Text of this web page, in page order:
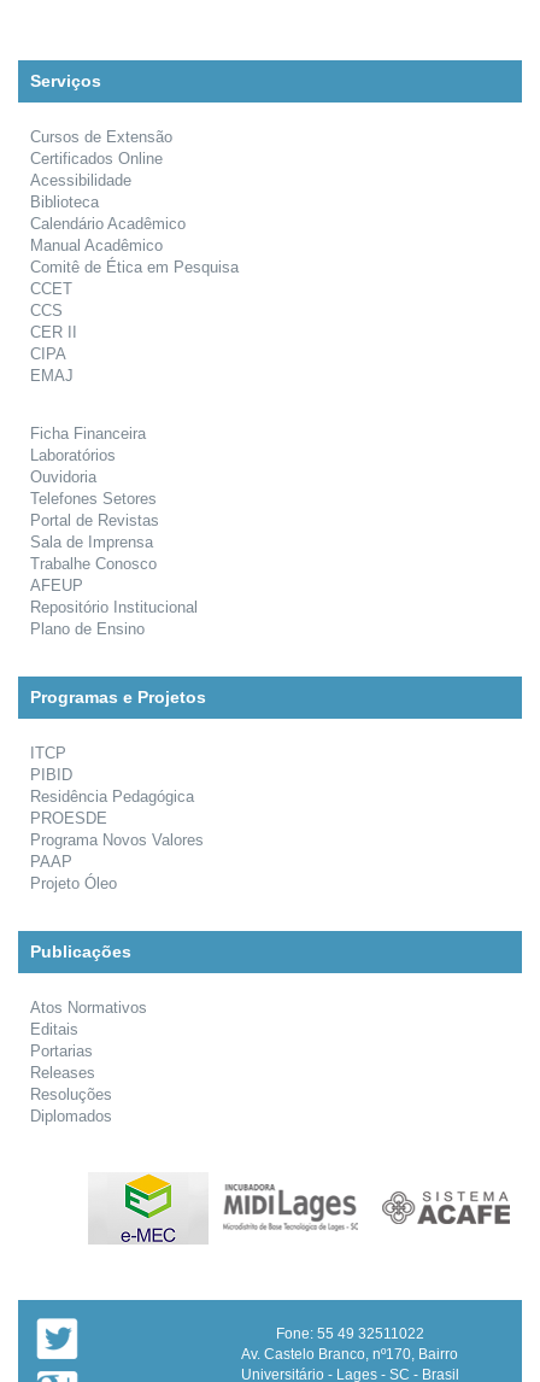
Serviços
Cursos de Extensão
Certificados Online
Acessibilidade
Biblioteca
Calendário Acadêmico
Manual Acadêmico
Comitê de Ética em Pesquisa
CCET
CCS
CER II
CIPA
EMAJ
Ficha Financeira
Laboratórios
Ouvidoria
Telefones Setores
Portal de Revistas
Sala de Imprensa
Trabalhe Conosco
AFEUP
Repositório Institucional
Plano de Ensino
Programas e Projetos
ITCP
PIBID
Residência Pedagógica
PROESDE
Programa Novos Valores
PAAP
Projeto Óleo
Publicações
Atos Normativos
Editais
Portarias
Releases
Resoluções
Diplomados
Fone: 55 49 32511022
Av. Castelo Branco, nº170, Bairro
Universitário - Lages - SC - Brasil